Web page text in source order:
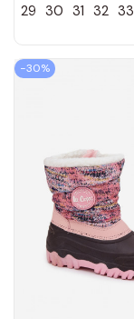
violetinės spalvos
29 30 31 32 33
−30%